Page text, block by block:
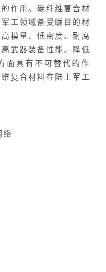
作用。碳纤维复合材
工领域备受瞩目的材
模量、低密度、耐腐
武器装备性能、降低
面具有不可替代的作
复合材料在陆上军工
络